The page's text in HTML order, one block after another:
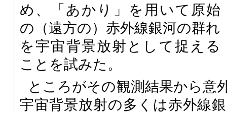
め、「あかり」を用いて原始
の（遠方の）赤外線銀河の群れ
を宇宙背景放射として捉える
ことを試みた。
ところがその観測結果から意
宇宙背景放射の多くは赤外線